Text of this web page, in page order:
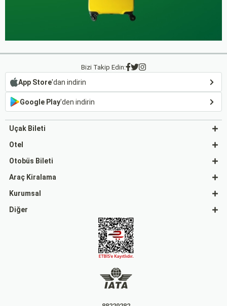
Bizi Takip Edin:
App Store'dan indirin
Google Play'den indirin
Uçak Bileti
Otel
Otobüs Bileti
Araç Kiralama
Kurumsal
Diğer